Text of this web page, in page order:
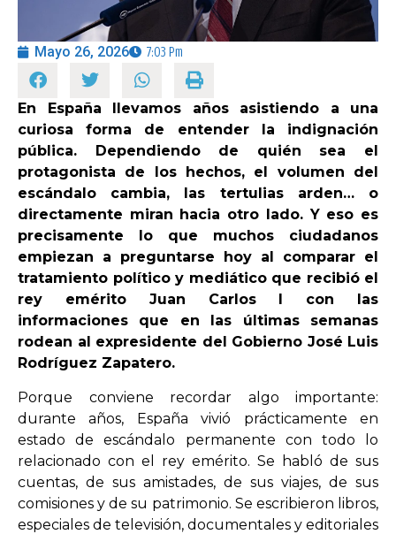
OPINIÓN
PROGRAMAS
Mayo 26, 2026 7:03 Pm
En España llevamos años asistiendo a una
curiosa forma de entender la indignación
pública. Dependiendo de quién sea el
protagonista de los hechos, el volumen del
escándalo cambia, las tertulias arden… o
directamente miran hacia otro lado. Y eso es
precisamente lo que muchos ciudadanos
empiezan a preguntarse hoy al comparar el
tratamiento político y mediático que recibió el
rey emérito Juan Carlos I con las
informaciones que en las últimas semanas
rodean al expresidente del Gobierno José Luis
Rodríguez Zapatero.
Porque conviene recordar algo importante:
durante años, España vivió prácticamente en
estado de escándalo permanente con todo lo
relacionado con el rey emérito. Se habló de sus
cuentas, de sus amistades, de sus viajes, de sus
comisiones y de su patrimonio. Se escribieron libros,
especiales de televisión, documentales y editoriales